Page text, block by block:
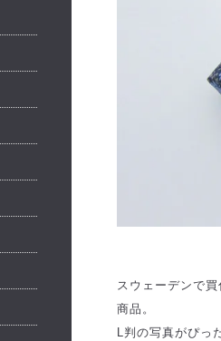
スウェーデンで
商品。
L判の写真がぴっ